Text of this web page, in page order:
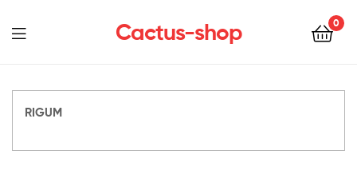
Cactus-shop 0
Menu
RIGUM